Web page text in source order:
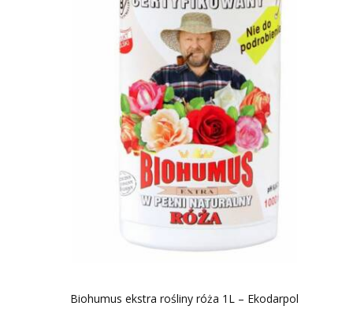
Biohumus ekstra rośliny róża 1L – Ekodarpol